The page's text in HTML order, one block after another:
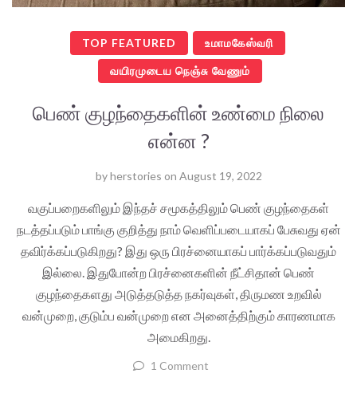
TOP FEATURED உமாமகேஸ்வரி
வயிரமுடைய நெஞ்சு வேணும்
பெண் குழந்தைகளின் உண்மை நிலை
என்ன ?
byherstories on August 19, 2022
வகுப்பறைகளிலும் இந்தச் சமூகத்திலும் பெண் குழந்தைகள்
நடத்தப்படும் பாங்கு குறித்து நாம் வெளிப்படையாகப் பேசுவது ஏன்
தவிர்க்கப்படுகிறது? இது ஒரு பிரச்னையாகப் பார்க்கப்படுவதும்
இல்லை. இதுபோன்ற பிரச்னைகளின் நீட்சிதான் பெண்
குழந்தைகளது அடுத்தடுத்த நகர்வுகள், திருமண உறவில்
வன்முறை, குடும்ப வன்முறை என அனைத்திற்கும் காரணமாக
அமைகிறது.
1 Comment